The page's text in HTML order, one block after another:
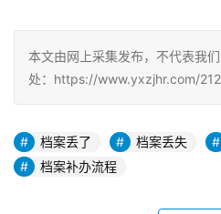
本文由网上采集发布，不代表我
处：https://www.yxzjhr.com/
档案丢了 档案丢失
档案补办流程